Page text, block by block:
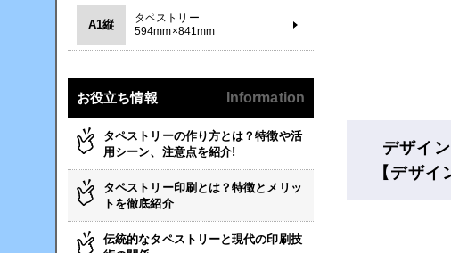
デザイ
【デザイ
A1縦
タペストリー
594mm×841mm
お役立ち情報 Information
タペストリーの作り方とは？特徴や活
用シーン、注意点を紹介!
タペストリー印刷とは？特徴とメリッ
トを徹底紹介
伝統的なタペストリーと現代の印刷技